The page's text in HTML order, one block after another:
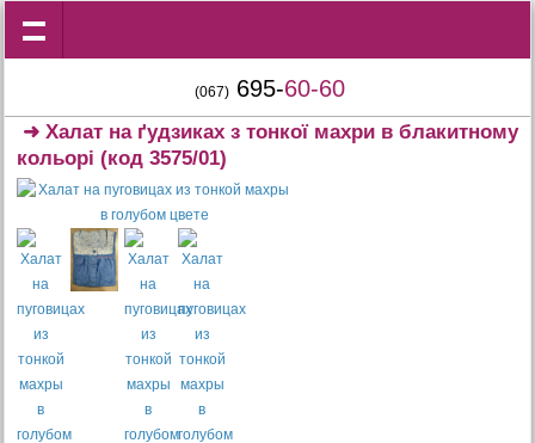
(067) 695-60-60
➜Халат на ґудзиках з тонкої махри в блакитному
кольорі (код 3575/01)